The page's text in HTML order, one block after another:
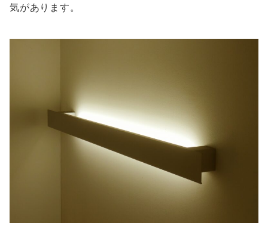
気があります。